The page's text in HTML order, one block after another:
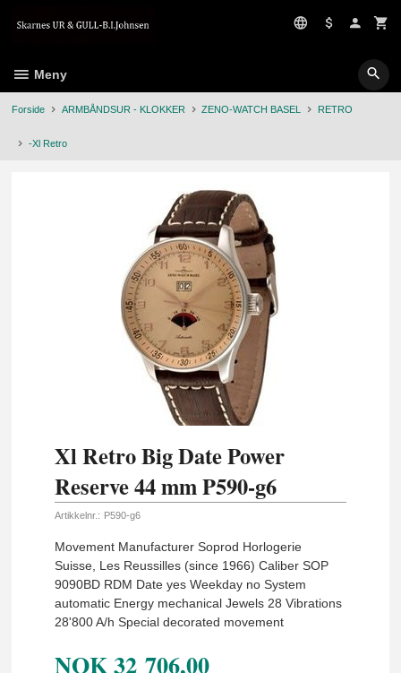
Meny
Forside ARMBÅNDSUR - KLOKKER ZENO-WATCH BASEL RETRO
-Xl Retro
Xl Retro Big Date Power
Reserve 44 mm P590-g6
Artikkelnr.: P590-g6
Movement Manufacturer Soprod Horlogerie
Suisse, Les Reussilles (since 1966) Caliber SOP
9090BD RDM Date yes Weekday no System
automatic Energy mechanical Jewels 28 Vibrations
28'800 A/h Special decorated movement
NOK32 706,00